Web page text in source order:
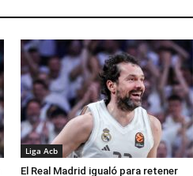
Liga Acb
El Real Madrid igualó para retener